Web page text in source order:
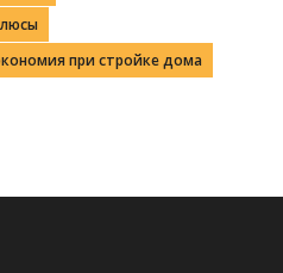
при стройке дома